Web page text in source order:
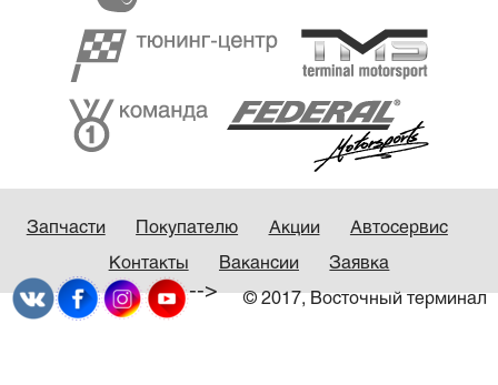
Запчасти Покупателю Акции Автосервис
Контакты Вакансии Заявка
© 2017, Восточный терминал
-->